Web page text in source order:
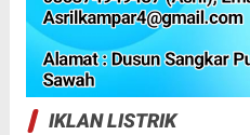
IKLAN LISTRIK